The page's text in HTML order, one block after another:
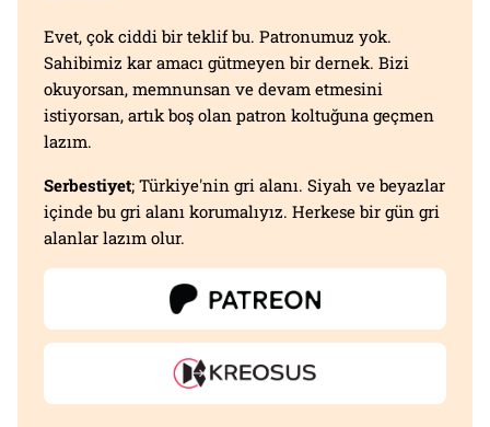
Evet, çok ciddi bir teklif bu. Patronumuz yok.
Sahibimiz kar amacı gütmeyen bir dernek. Bizi
okuyorsan, memnunsan ve devam etmesini
istiyorsan, artık boş olan patron koltuğuna geçmen
lazım.
Serbestiyet; Türkiye'nin gri alanı. Siyah ve beyazlar
içinde bu gri alanı korumalıyız. Herkese bir gün gri
alanlar lazım olur.